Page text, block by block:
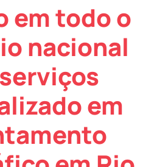
em todo o
nacional
em